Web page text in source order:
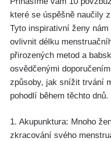
které se úspěšně naučily​
Tyto inspirativní⁢ ženy
ovlivnit délku
přirozených‍ metod a
osvědčenými
způsoby, jak‌ snížit trvání⁢
pohodlí během těchto dnů.
1. Akupunktura: Mnoho
zkracování svého